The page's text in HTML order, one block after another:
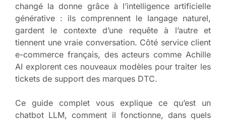
changé la donne grâce à l’intelligence artificielle
générative : ils comprennent le langage naturel,
gardent le contexte d’une requête à l’autre et
tiennent une vraie conversation. Côté service client
e-commerce français, des acteurs comme Achille
AI explorent ces nouveaux modèles pour traiter les
tickets de support des marques DTC.
Ce guide complet vous explique ce qu’est un
chatbot LLM, comment il fonctionne, dans quels